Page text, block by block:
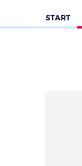
START